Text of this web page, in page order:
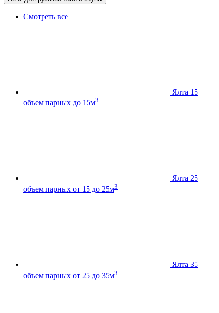
Смотреть все
Ялта 15
объем парных до 15м3
Ялта 25
объем парных от 15 до 25м3
Ялта 35
объем парных от 25 до 35м3